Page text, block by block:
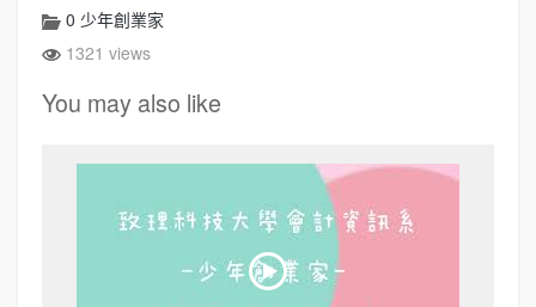
0 少年創業家
1321 views
You may also like